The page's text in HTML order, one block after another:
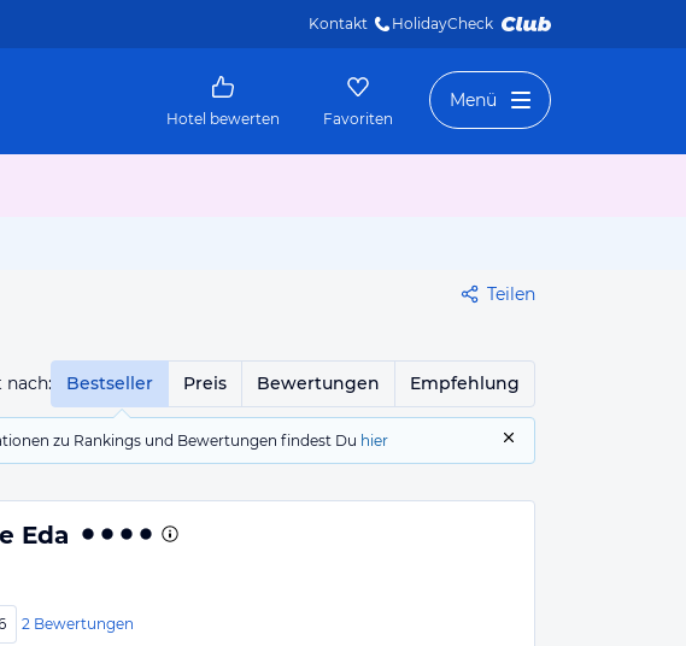
Kontakt HolidayCheck
Hotel bewerten Favoriten
Menü
Teilen
Bestseller Preis Bewertungen Empfehlung
zu Rankings und Bewertungen findest Du hier
Eda
2 Bewertungen